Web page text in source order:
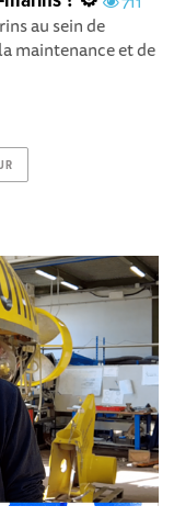
au sein de
maintenance et de